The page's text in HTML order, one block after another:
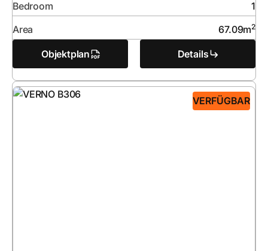
Bedroom
1
Area
67.09m2
Objektplan Details
VERFÜGBAR